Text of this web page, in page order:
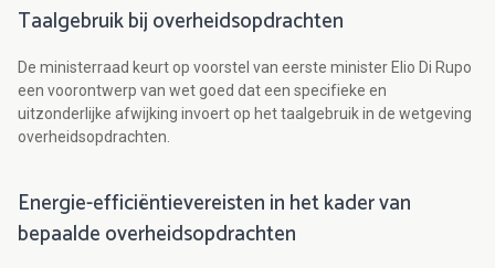
Taalgebruik bij overheidsopdrachten
De ministerraad keurt op voorstel van eerste minister Elio Di Rupo
een voorontwerp van wet goed dat een specifieke en
uitzonderlijke afwijking invoert op het taalgebruik in de wetgeving
overheidsopdrachten.
Energie-efficiëntievereisten in het kader van
bepaalde overheidsopdrachten